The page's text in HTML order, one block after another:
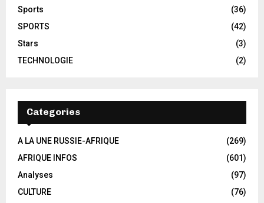
Sports
(36)
SPORTS
(42)
Stars
(3)
TECHNOLOGIE
(2)
Categories
A LA UNE RUSSIE-AFRIQUE
(269)
AFRIQUE INFOS
(601)
Analyses
(97)
CULTURE
(76)